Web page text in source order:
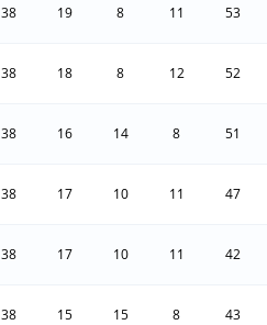
38 19 8 11 53
38 18 8 12 52
38 16 14 8 51
38 17 10 11 47
38 17 10 11 42
38 15 15 8 43